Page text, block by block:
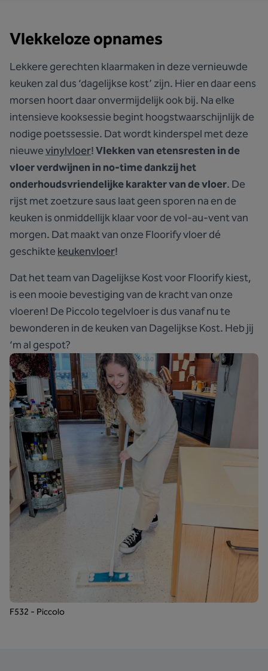
Vlekkeloze opnames
Lekkere gerechten klaarmaken in deze vernieuwde
keuken zal dus ‘dagelijkse kost’ zijn. Hier en daar eens
morsen hoort daar onvermijdelijk ook bij. Na elke
intensieve kooksessie begint hoogstwaarschijnlijk de
nodige poetssessie. Dat wordt kinderspel met deze
nieuwevinylvloer!Vlekken van etensresten in de
vloer verdwijnen in no-time dankzij het
onderhoudsvriendelijke karakter van de vloer. De
rijst met zoetzure saus laat geen sporen na en de
keuken is onmiddellijk klaar voor de vol-au-vent van
morgen. Dat maakt van onze Floorify vloer dé
geschiktekeukenvloer!
Dat het team van Dagelijkse Kost voor Floorify kiest,
is een mooie bevestiging van de kracht van onze
vloeren! De Piccolo tegelvloer is dus vanaf nu te
bewonderen in de keuken van Dagelijkse Kost. Heb jij
‘m al gespot?
F532 - Piccolo